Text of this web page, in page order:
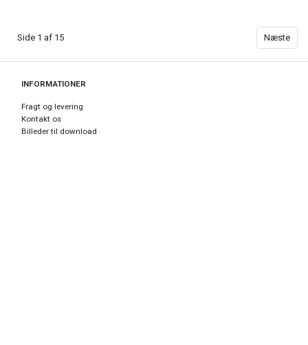
Side 1 af 15 Næste
INFORMATIONER
Fragt og levering
Kontakt os
Billeder til download